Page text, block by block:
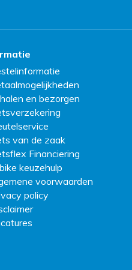
en bezorgen
van de zaak
Financiering
keuzehulp
voorwaarden
policy